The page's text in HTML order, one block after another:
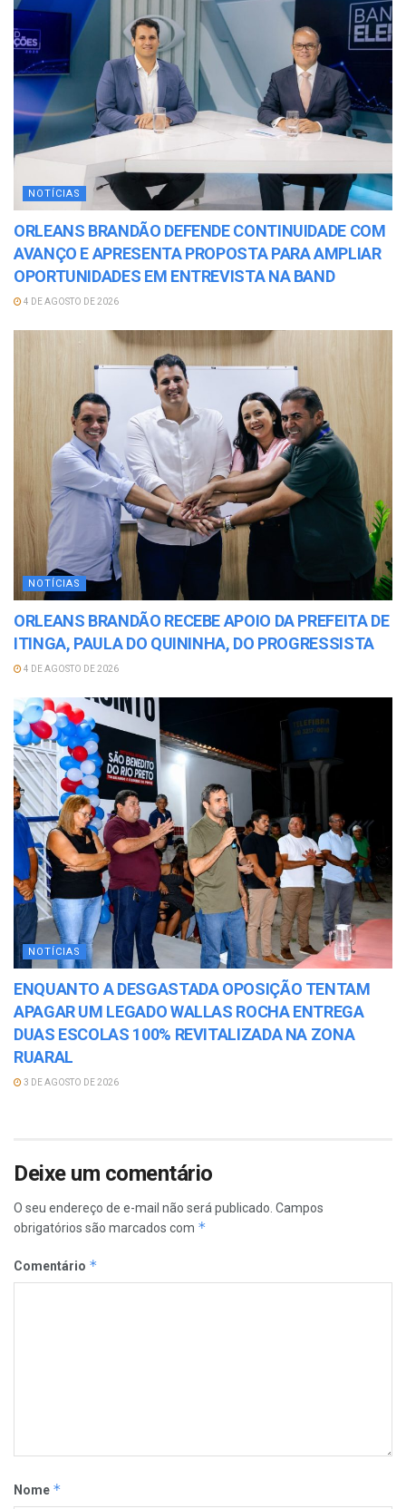
NOTÍCIAS
ORLEANS BRANDÃO DEFENDE CONTINUIDADE COM
AVANÇO E APRESENTA PROPOSTA PARA AMPLIAR
OPORTUNIDADES EM ENTREVISTA NA BAND
4 DE AGOSTO DE 2026
NOTÍCIAS
ORLEANS BRANDÃO RECEBE APOIO DA PREFEITA DE
ITINGA, PAULA DO QUININHA, DO PROGRESSISTA
4 DE AGOSTO DE 2026
NOTÍCIAS
ENQUANTO A DESGASTADA OPOSIÇÃO TENTAM
APAGAR UM LEGADO WALLAS ROCHA ENTREGA
DUAS ESCOLAS 100% REVITALIZADA NA ZONA
RUARAL
3 DE AGOSTO DE 2026
Deixe um comentário
O seu endereço de e-mail não será publicado. Campos
obrigatórios são marcados com *
Comentário *
Nome *